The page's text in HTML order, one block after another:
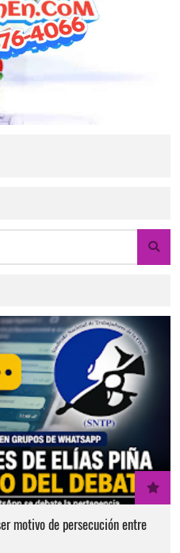
motivo de persecución entre